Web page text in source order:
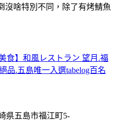
沒啥特別不同，除了有烤鯖魚
食】和風レストラン 望月.福
品.五島唯一入選tabelog百名
県五島市福江町5-